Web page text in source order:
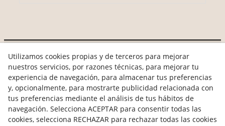
Aviso Legal
Política de Privacidad
Política de Cookies
Utilizamos cookies propias y de terceros para mejorar
nuestros servicios, por razones técnicas, para mejorar tu
experiencia de navegación, para almacenar tus preferencias
y, opcionalmente, para mostrarte publicidad relacionada con
tus preferencias mediante el análisis de tus hábitos de
navegación. Selecciona ACEPTAR para consentir todas las
cookies, selecciona RECHAZAR para rechazar todas las cookies